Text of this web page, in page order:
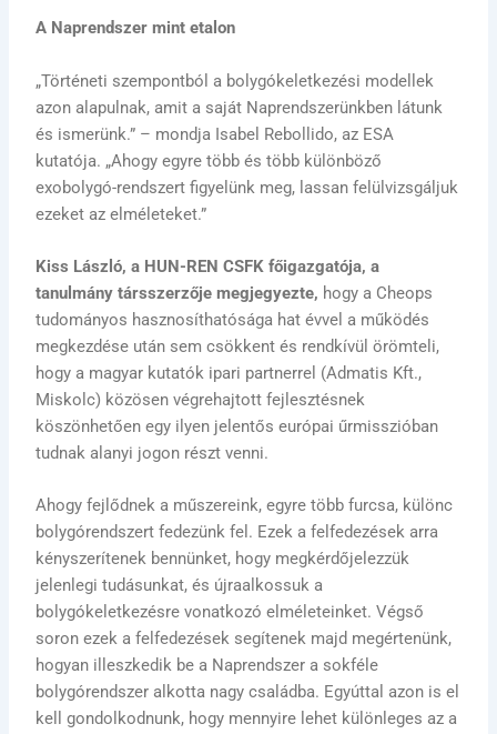
A Naprendszer mint etalon
„Történeti szempontból a bolygókeletkezési modellek
azon alapulnak, amit a saját Naprendszerünkben látunk
és ismerünk.” – mondja Isabel Rebollido, az ESA
kutatója. „Ahogy egyre több és több különböző
exobolygó-rendszert figyelünk meg, lassan felülvizsgáljuk
ezeket az elméleteket.”
Kiss László, a HUN-REN CSFK főigazgatója, a
tanulmány társszerzője megjegyezte, hogy a Cheops
tudományos hasznosíthatósága hat évvel a működés
megkezdése után sem csökkent és rendkívül örömteli,
hogy a magyar kutatók ipari partnerrel (Admatis Kft.,
Miskolc) közösen végrehajtott fejlesztésnek
köszönhetően egy ilyen jelentős európai űrmisszióban
tudnak alanyi jogon részt venni.
Ahogy fejlődnek a műszereink, egyre több furcsa, különc
bolygórendszert fedezünk fel. Ezek a felfedezések arra
kényszerítenek bennünket, hogy megkérdőjelezzük
jelenlegi tudásunkat, és újraalkossuk a
bolygókeletkezésre vonatkozó elméleteinket. Végső
soron ezek a felfedezések segítenek majd megértenünk,
hogyan illeszkedik be a Naprendszer a sokféle
bolygórendszer alkotta nagy családba. Egyúttal azon is el
kell gondolkodnunk, hogy mennyire lehet különleges az a